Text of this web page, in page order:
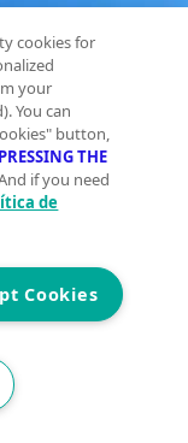
cookies for
your
You can
button,
THE
if you need
de
Cookies